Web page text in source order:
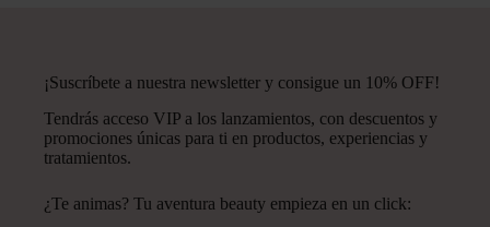
¡Suscríbete a nuestra newsletter y consigue un 10% OFF!
Tendrás acceso VIP a los lanzamientos, con descuentos y
promociones únicas para ti en productos, experiencias y
tratamientos.
¿Te animas? Tu aventura beauty empieza en un click: